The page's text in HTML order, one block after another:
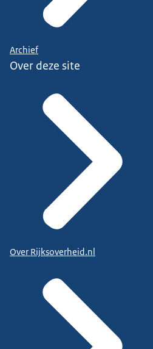
Archief
Over deze site
Over Rijksoverheid.nl